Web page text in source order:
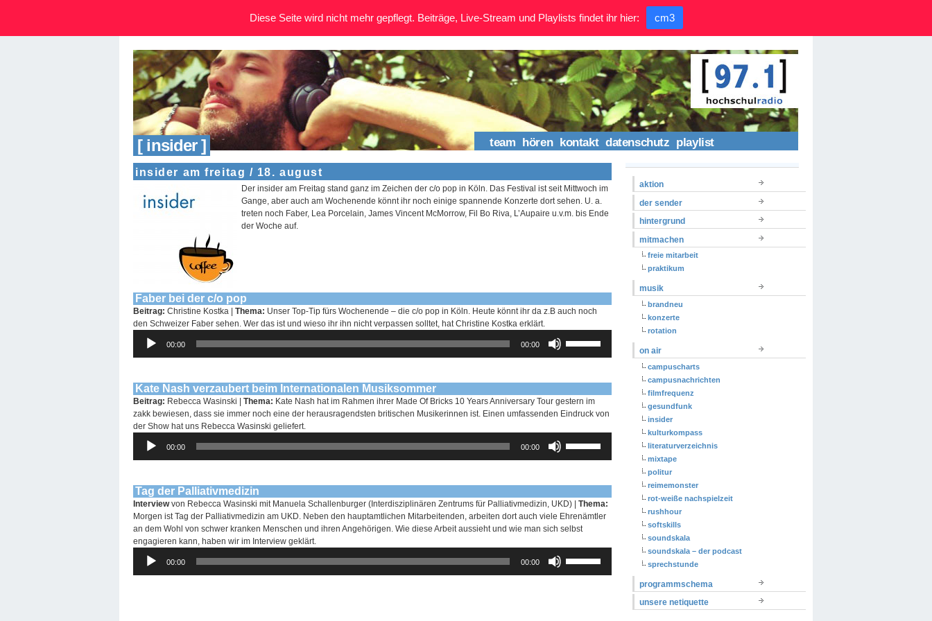
[ insider ] team hören kontakt datenschutz playlist
insider am freitag / 18. august
Der insider am Freitag stand ganz im Zeichen der c/o pop in Köln. Das Festival ist seit Mittwoch im
Gange, aber auch am Wochenende könnt ihr noch einige spannende Konzerte dort sehen. U. a.
treten noch Faber, Lea Porcelain, James Vincent McMorrow, Fil Bo Riva, L’Aupaire u.v.m. bis Ende
der Woche auf.
Faber bei der c/o pop
Beitrag: Christine Kostka | Thema: Unser Top-Tip fürs Wochenende – die c/o pop in Köln. Heute könnt ihr da z.B auch noch
den Schweizer Faber sehen. Wer das ist und wieso ihr ihn nicht verpassen solltet, hat Christine Kostka erklärt.
Audio-
Player
00:00 00:00
Hoch/Runter
benutzen,
die
Lautstärke
zu
Kate Nash verzaubert beim Internationalen Musiksommer
Beitrag: Rebecca Wasinski | Thema: Kate Nash hat im Rahmen ihrer Made Of Bricks 10 Years Anniversary Tour gestern im
zakk bewiesen, dass sie immer noch eine der herausragendsten britischen Musikerinnen ist. Einen umfassenden Eindruck von
der Show hat uns Rebecca Wasinski geliefert.
Audio-
Player
00:00 00:00
Hoch/Runter
benutzen,
die
Lautstärke
zu
regeln.
Tag der Palliativmedizin
Interviewvon Rebecca Wasinski mit Manuela Schallenburger (Interdisziplinären Zentrums für Palliativmedizin, UKD) | Thema:
Morgen ist Tag der Palliativmedizin am UKD. Neben den hauptamtlichen Mitarbeitenden, arbeiten dort auch viele Ehrenämtler
an dem Wohl von schwer kranken Menschen und ihren Angehörigen. Wie diese Arbeit aussieht und wie man sich selbst
engagieren kann, haben wir im Interview geklärt.
Audio-
Player
00:00 00:00
Hoch/Runter
benutzen,
aktion
der sender
hintergrund
mitmachen
freie mitarbeit
praktikum
musik
brandneu
konzerte
rotation
on air
campuscharts
campusnachrichten
filmfrequenz
gesundfunk
insider
kulturkompass
literaturverzeichnis
mixtape
politur
reimemonster
rot-weiße nachspielzeit
rushhour
softskills
soundskala
soundskala – der podcast
sprechstunde
programmschema
unsere netiquette
Diese Seite wird nicht mehr gepflegt. Beiträge, Live-Stream und Playlists findet ihr hier: cm3